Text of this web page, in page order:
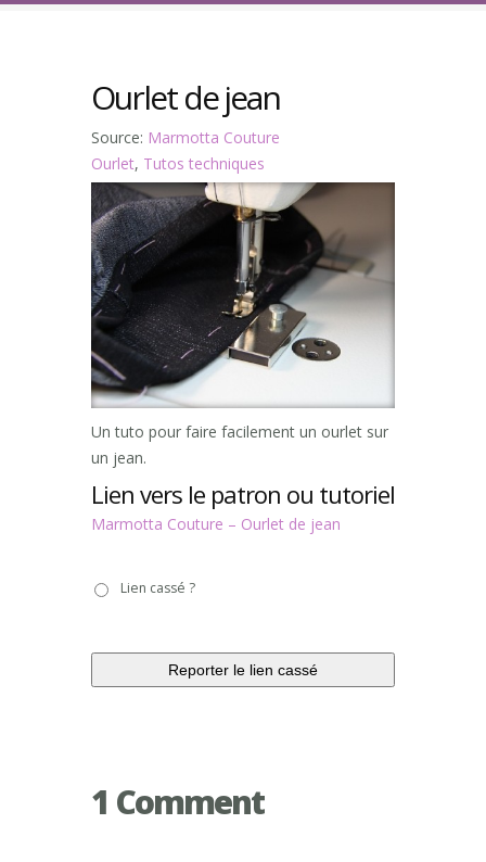
Ourlet de jean
Source: Marmotta Couture
Ourlet, Tutos techniques
Un tuto pour faire facilement un ourlet sur
un jean.
Lien vers le patron ou tutoriel
Marmotta Couture – Ourlet de jean
casséLien cassé ?
1 Comment